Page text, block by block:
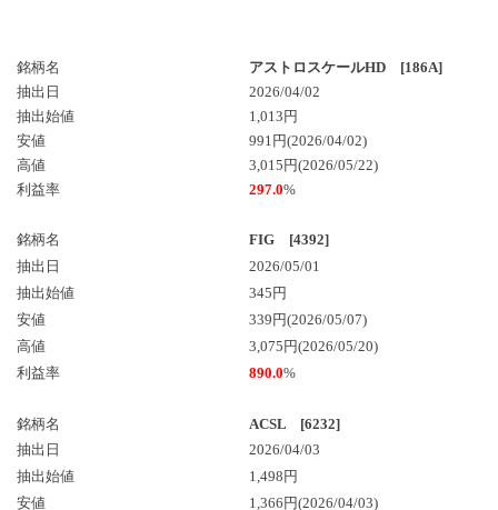
銘柄名
アストロスケールHD [186A]
抽出日
2026/04/02
抽出始値
1,013円
安値
991円(2026/04/02)
高値
3,015円(2026/05/22)
利益率
297.0%
銘柄名
FIG [4392]
抽出日
2026/05/01
抽出始値
345円
安値
339円(2026/05/07)
高値
3,075円(2026/05/20)
利益率
890.0%
銘柄名
ACSL [6232]
抽出日
2026/04/03
抽出始値
1,498円
安値
1,366円(2026/04/03)